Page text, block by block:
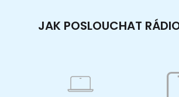
JAK POSLOUCHAT